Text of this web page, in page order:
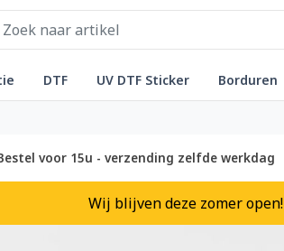
DTF UV DTF Sticker Borduren
voor 15u - verzending zelfde werkdag
Wij blijven deze zomer open!